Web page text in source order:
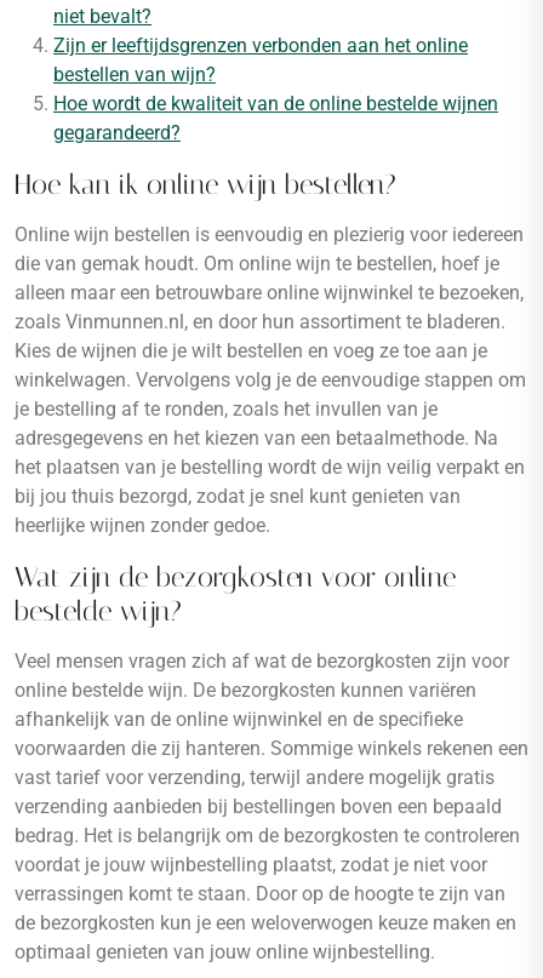
niet bevalt?
Zijn er leeftijdsgrenzen verbonden aan het online
bestellen van wijn?
Hoe wordt de kwaliteit van de online bestelde wijnen
gegarandeerd?
Hoe kan ik online wijn bestellen?
Online wijn bestellen is eenvoudig en plezierig voor iedereen
die van gemak houdt. Om online wijn te bestellen, hoef je
alleen maar een betrouwbare online wijnwinkel te bezoeken,
zoals Vinmunnen.nl, en door hun assortiment te bladeren.
Kies de wijnen die je wilt bestellen en voeg ze toe aan je
winkelwagen. Vervolgens volg je de eenvoudige stappen om
je bestelling af te ronden, zoals het invullen van je
adresgegevens en het kiezen van een betaalmethode. Na
het plaatsen van je bestelling wordt de wijn veilig verpakt en
bij jou thuis bezorgd, zodat je snel kunt genieten van
heerlijke wijnen zonder gedoe.
Wat zijn de bezorgkosten voor online
bestelde wijn?
Veel mensen vragen zich af wat de bezorgkosten zijn voor
online bestelde wijn. De bezorgkosten kunnen variëren
afhankelijk van de online wijnwinkel en de specifieke
voorwaarden die zij hanteren. Sommige winkels rekenen een
vast tarief voor verzending, terwijl andere mogelijk gratis
verzending aanbieden bij bestellingen boven een bepaald
bedrag. Het is belangrijk om de bezorgkosten te controleren
voordat je jouw wijnbestelling plaatst, zodat je niet voor
verrassingen komt te staan. Door op de hoogte te zijn van
de bezorgkosten kun je een weloverwogen keuze maken en
optimaal genieten van jouw online wijnbestelling.